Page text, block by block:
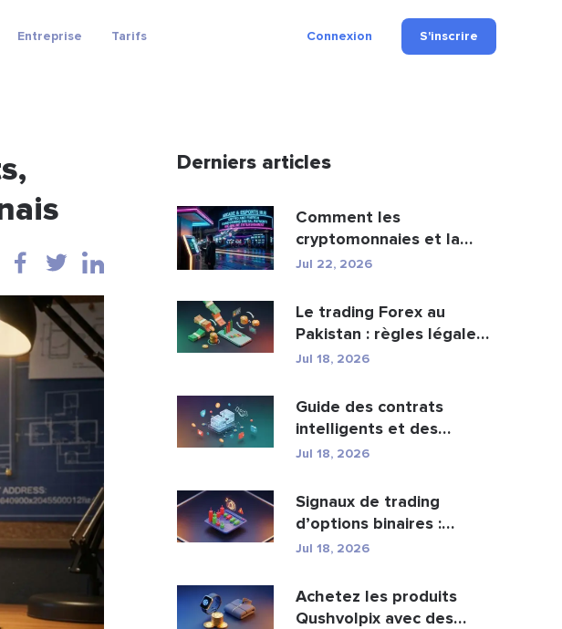
Entreprise Tarifs Connexion S'inscrire
Derniers articles
Comment les
cryptomonnaies et la
fintech transforment les
Jul 22, 2026
Le trading Forex au
Pakistan : règles légales,
courtiers, appli...
Jul 18, 2026
Guide des contrats
intelligents et des
services de
Jul 18, 2026
Signaux de trading
d’options binaires :
fonctionnement et risqu...
Jul 18, 2026
Achetez les produits
Qushvolpix avec des